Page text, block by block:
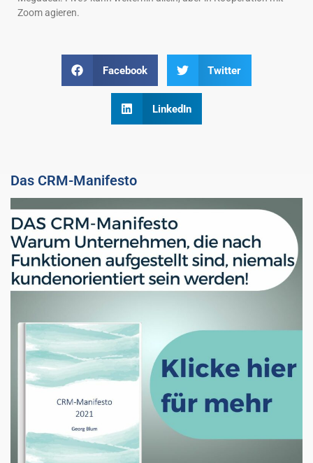
Zoom agieren.
Facebook Twitter
LinkedIn
Das CRM-Manifesto